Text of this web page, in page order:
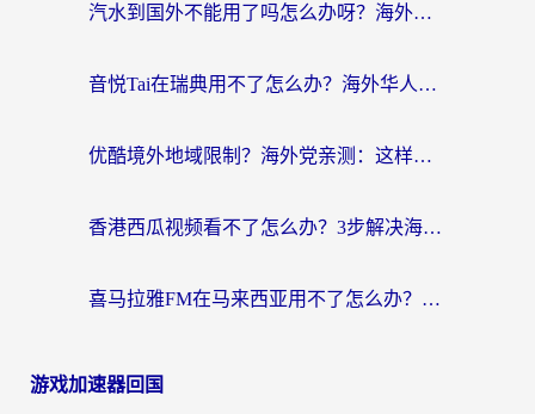
汽水到国外不能用了吗怎么办呀？海外党追剧看片的救星在这里！
音悦Tai在瑞典用不了怎么办？海外华人追剧听歌的实用指南
优酷境外地域限制？海外党亲测：这样看国内剧再也不卡（附3个实用场景解决）
香港西瓜视频看不了怎么办？3步解决海外追剧难题，附靠谱加速器推荐
喜马拉雅FM在马来西亚用不了怎么办？海外华人亲测有效的回国加速指南
游戏加速器回国